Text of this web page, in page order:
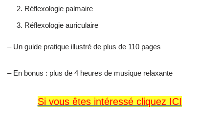
Réflexologie palmaire
Réflexologie auriculaire
– Un guide pratique illustré de plus de 110 pages
– En bonus : plus de 4 heures de musique relaxante
Si vous êtes intéressé cliquez ICI